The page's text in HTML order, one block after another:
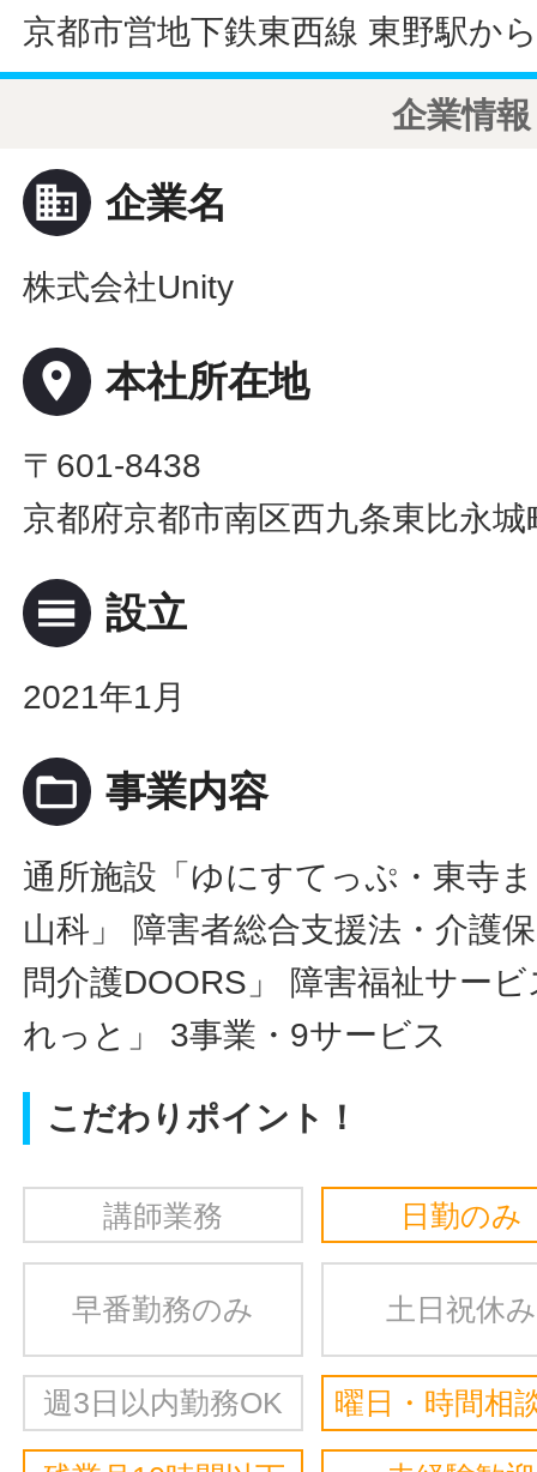
京都市営地下鉄東西線 東野駅か
企業情報
business 企業名
株式会社Unity
place 本社所在地
〒601-8438
京都府京都市南区西九条東比永城
calendar_view_day 設立
2021年1月
folder_open 事業内容
通所施設「ゆにすてっぷ・東寺
山科」 障害者総合支援法・介護
問介護DOORS」 障害福祉サー
れっと」 3事業・9サービス
こだわりポイント！
講師業務 日勤のみ
早番勤務のみ 土日祝休み
週3日以内勤務OK 曜日・時間相